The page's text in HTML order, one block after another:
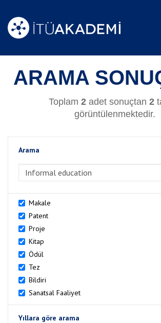
ARAMA
Toplam 2adet sonuçtan 2
görüntülenmektedir.
Arama
Makale
Patent
Proje
Kitap
Ödül
Tez
Bildiri
Sanatsal Faaliyet
Yıllara göre arama